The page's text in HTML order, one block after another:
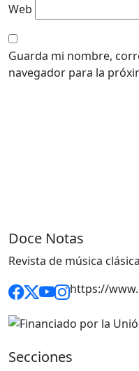
Web
Guarda mi nombre,
navegador para la
Doce Notas
Revista de música
https://
Secciones